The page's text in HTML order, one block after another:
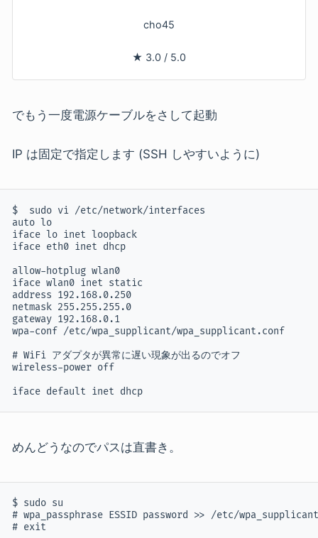
cho45
★ 3.0 / 5.0
でもう一度電源ケーブルをさして起動
IP は固定で指定します (SSH しやすいように)
$  sudo vi /etc/network/interfaces
auto lo
iface lo inet loopback
iface eth0 inet dhcp
allow-hotplug wlan0
iface wlan0 inet static
address 192.168.0.250
netmask 255.255.255.0
gateway 192.168.0.1
wpa-conf /etc/wpa_supplicant/wpa_supplicant.conf
# WiFi アダプタが異常に遅い現象が出るのでオフ
wireless-power off
iface default inet dhcp
めんどうなのでパスは直書き。
$ sudo su
# wpa_passphrase ESSID password >> /etc/
# exit